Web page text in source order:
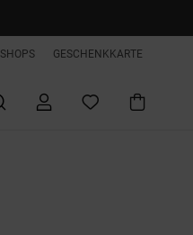
SHOPS GESCHENKKARTE